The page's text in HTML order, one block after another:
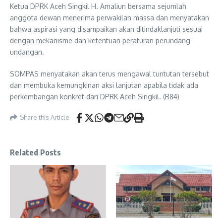
Ketua DPRK Aceh Singkil H. Amaliun bersama sejumlah
anggota dewan menerima perwakilan massa dan menyatakan
bahwa aspirasi yang disampaikan akan ditindaklanjuti sesuai
dengan mekanisme dan ketentuan peraturan perundang-
undangan.
SOMPAS menyatakan akan terus mengawal tuntutan tersebut
dan membuka kemungkinan aksi lanjutan apabila tidak ada
perkembangan konkret dari DPRK Aceh Singkil. (R84)
Share this Article
Related Posts